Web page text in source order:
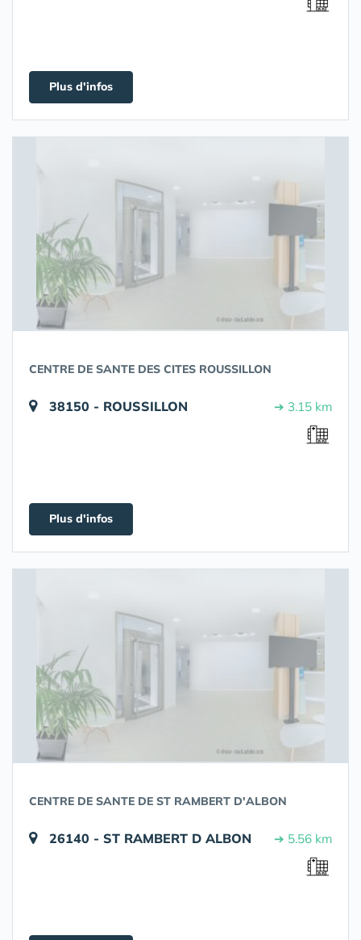
Plus d'infos
CENTRE DE SANTE DES CITES ROUSSILLON
38150 - ROUSSILLON ➔ 3.15 km
Plus d'infos
CENTRE DE SANTE DE ST RAMBERT D'ALBON
26140 - ST RAMBERT D ALBON ➔ 5.56 km